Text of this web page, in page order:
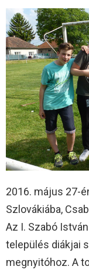
2016. május 27-
Szlovákiába,
Az I. Szabó
település diákjai
megnyitóhoz. A